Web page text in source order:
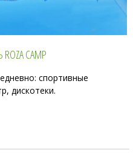
CAMP
спортивные
дискотеки.